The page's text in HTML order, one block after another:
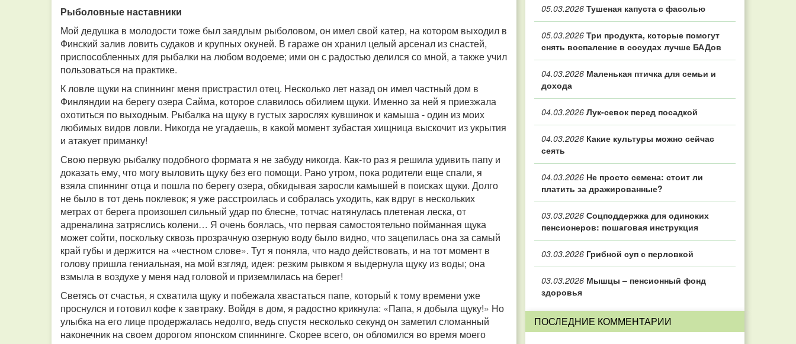
Рыболовные наставники
Мой дедушка в молодости тоже был заядлым рыболовом, он имел свой катер, на котором выходил в
Финский залив ловить судаков и крупных окуней. В гараже он хранил целый арсенал из снастей,
приспособленных для рыбалки на любом водоеме; ими он с радостью делился со мной, а также учил
пользоваться на практике.
К ловле щуки на спиннинг меня пристрастил отец. Несколько лет назад он имел частный дом в
Финляндии на берегу озера Сайма, которое славилось обилием щуки. Именно за ней я приезжала
охотиться по выходным. Рыбалка на щуку в густых зарослях кувшинок и камыша - один из моих
любимых видов ловли. Никогда не угадаешь, в какой момент зубастая хищница выскочит из укрытия
и атакует приманку!
Свою первую рыбалку подобного формата я не забуду никогда. Как-то раз я решила удивить папу и
доказать ему, что могу выловить щуку без его помощи. Рано утром, пока родители еще спали, я
взяла спиннинг отца и пошла по берегу озера, обкидывая заросли камышей в поисках щуки. Долго
не было в тот день поклевок; я уже расстроилась и собралась уходить, как вдруг в нескольких
метрах от берега произошел сильный удар по блесне, тотчас натянулась плетеная леска, от
адреналина затряслись колени… Я очень боялась, что первая самостоятельно пойманная щука
может сойти, поскольку сквозь прозрачную озерную воду было видно, что зацепилась она за самый
край губы и держится на «честном слове». Тут я поняла, что надо действовать, и на тот момент в
голову пришла гениальная, на мой взгляд, идея: резким рывком я выдернула щуку из воды; она
взмыла в воздухе у меня над головой и приземлилась на берег!
Светясь от счастья, я схватила щуку и побежала хвастаться папе, который к тому времени уже
проснулся и готовил кофе к завтраку. Войдя в дом, я радостно крикнула: «Папа, я добыла щуку!» Но
улыбка на его лице продержалась недолго, ведь спустя несколько секунд он заметил сломанный
наконечник на своем дорогом японском спиннинге. Скорее всего, он обломился во время моего
05.03.2026 Тушеная капуста с фасолью
05.03.2026 Три продукта, которые помогут
снять воспаление в сосудах лучше БАДов
04.03.2026 Маленькая птичка для семьи и
дохода
04.03.2026 Лук-севок перед посадкой
04.03.2026 Какие культуры можно сейчас
сеять
04.03.2026 Не просто семена: стоит ли
платить за дражированные?
03.03.2026 Соцподдержка для одиноких
пенсионеров: пошаговая инструкция
03.03.2026 Грибной суп с перловкой
03.03.2026 Мышцы – пенсионный фонд
здоровья
ПОСЛЕДНИЕ КОММЕНТАРИИ